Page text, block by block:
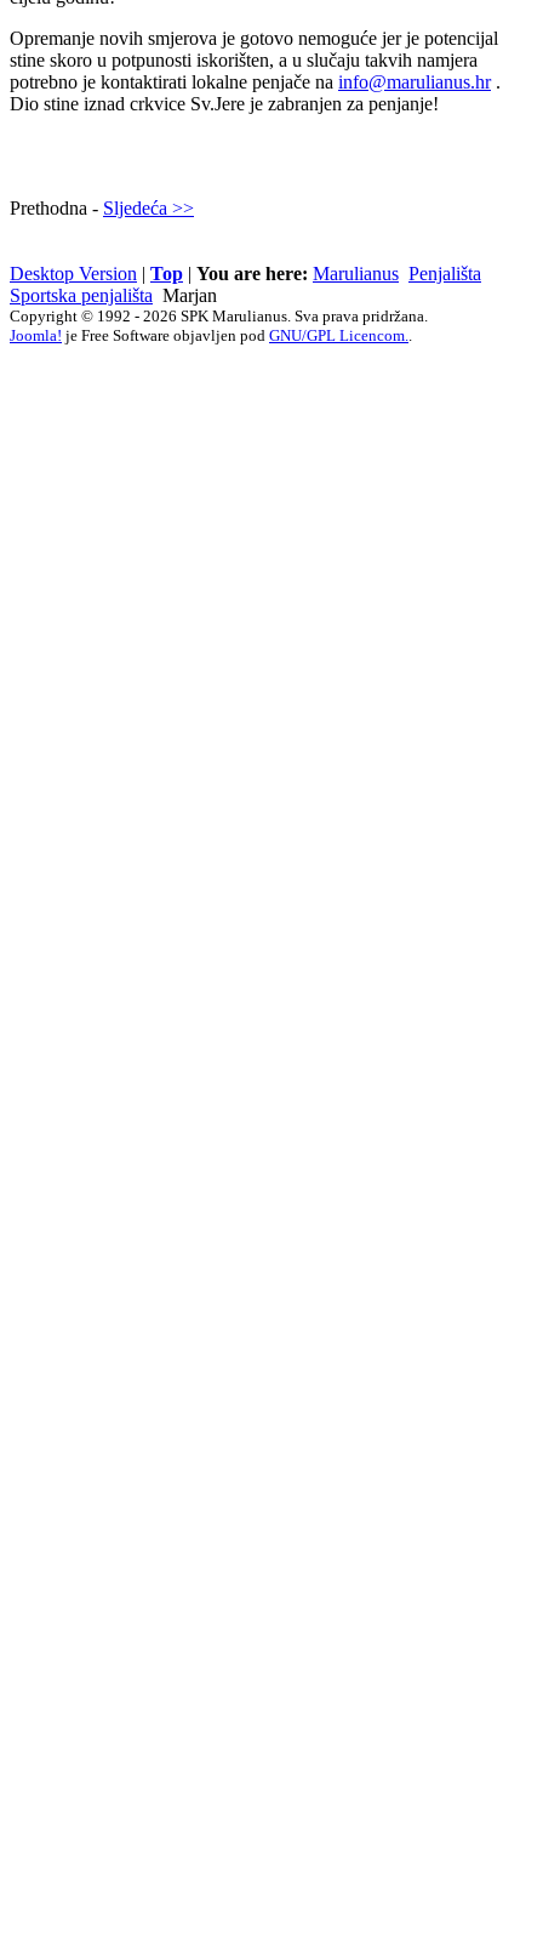
Opremanje novih smjerova je gotovo nemoguće jer je potencijal
stine skoro u potpunosti iskorišten, a u slučaju takvih namjera
potrebno je kontaktirati lokalne penjače na info@marulianus.hr.
Dio stine iznad crkvice Sv.Jere je zabranjen za penjanje!
Prethodna - Sljedeća >>
Desktop Version | Top | You are here: Marulianus Penjališta
Sportska penjališta Marjan
Copyright © 1992 - 2026 SPK Marulianus. Sva prava pridržana.
Joomla! je Free Software objavljen pod GNU/GPL Licencom.